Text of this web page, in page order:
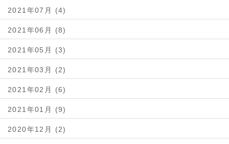
2021年07月 (4)
2021年06月 (8)
2021年05月 (3)
2021年03月 (2)
2021年02月 (6)
2021年01月 (9)
2020年12月 (2)